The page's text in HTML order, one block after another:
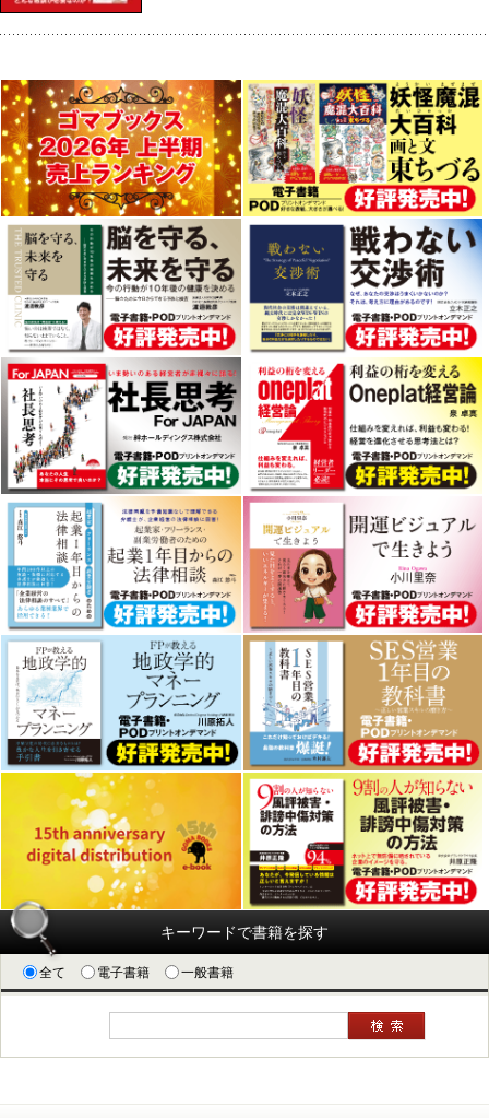
キーワードで書籍を探す
全て 電子書籍 一般書籍